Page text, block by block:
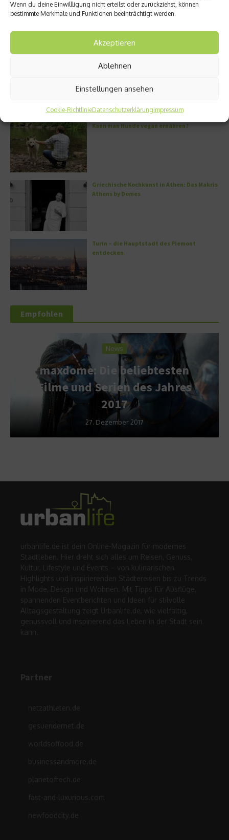
Wenn du deine Einwillligung nicht erteilst oder zurückziehst, können
bestimmte Merkmale und Funktionen beeinträchtigt werden.
Akzeptieren
Ablehnen
Einstellungen ansehen
Cookie-RichtlinieDatenschutzerklärungImpressum
Street Art Glossar – Die Codes der Szene
Architektur: Verrückte Häuser
Kann man Hunde vegan ernähren?
Griechische Kochkunst in Athen: Das Makris
Athens by Domes
Turin – die Hauptstadt des Piemont
entdecken
Empfohlen
News
maxdome: Die beliebtesten
Filme und Serien des Jahres
2017
27. Dezember 2017
urbanlife.de ist dein Online-Magazin für modernes
Stadtleben. Hier dreht sich alles um Reisen, Genuss,
Kultur, Lifestyle und Events – von kulinarischen
Highlights und inspirierenden Städtereisen bis zu Trends
in Mode, Design und Wohnen. Mit Tipps für Ausflüge,
spannenden Eventberichten und Ideen für stilvolle
Alltagsgestaltung zeigt Urbanlife.de, wie vielfältig,
genussvoll und inspirierend das Leben in der Stadt sein
kann.
Partner
netzathleten.de
gesuendernet.de
worldsoffood.de
businessandmore.de
planetoftech.de
fast-and-luxurious.com
newfoodcity.de